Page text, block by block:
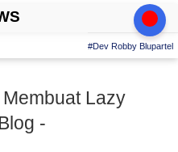
#Dev Robby Blupartel
Lazy
-